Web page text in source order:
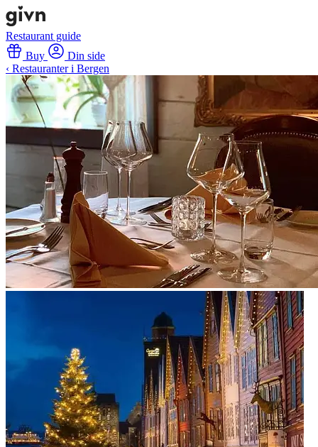
Restaurant guide
Buy
Din side
‹ Restauranter i Bergen